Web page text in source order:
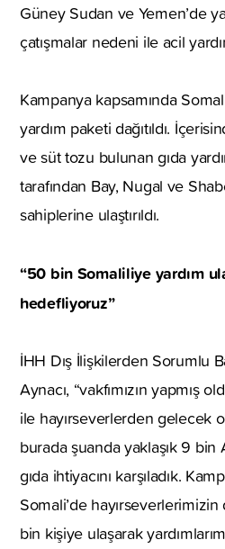
Güney Sudan ve Yemen’de
çatışmalar nedeni ile acil
Kampanya kapsamında
yardım paketi dağıtıldı.
ve süt tozu bulunan gıda
tarafından Bay, Nugal ve
sahiplerine ulaştırıldı.
“50 bin Somaliliye yardım
hedefliyoruz”
İHH Dış İlişkilerden Sorumlu
Aynacı, “vakfımızın yapmış
ile hayırseverlerden gelecek
burada şuanda yaklaşık 9 bin
gıda ihtiyacını karşıladık.
Somali’de
bin kişiye ulaşarak